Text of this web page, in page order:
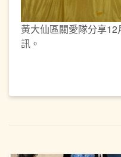
黃大仙區關愛隊分享
訊。